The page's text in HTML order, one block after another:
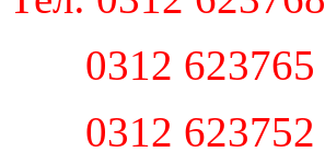
0312 623765
0312 623752